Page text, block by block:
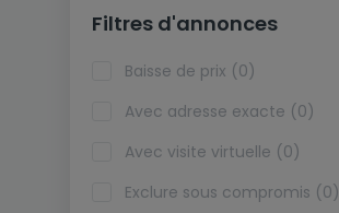
Viager (0)
Biens de vacances (0)
Filtres d'annonces
Baisse de prix (0)
Avec adresse exacte (0)
Avec visite virtuelle (0)
Exclure sous compromis (0)